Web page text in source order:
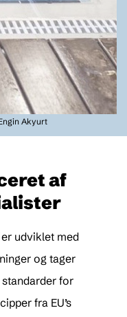
Akyurt
af
er udviklet med
og tager
for
fra EU’s